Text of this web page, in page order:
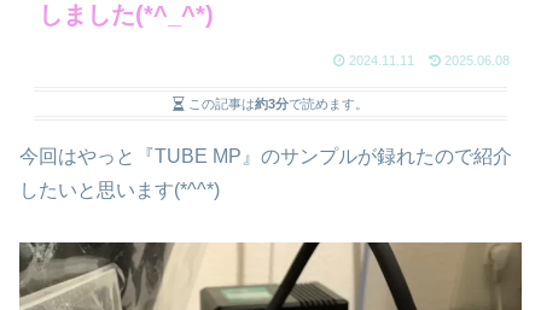
しました(*^_^*)
2024.11.11 2025.06.08
この記事は約3分で読めます。
今回はやっと『TUBE MP』のサンプルが録れたので紹介
したいと思います(*^^*)